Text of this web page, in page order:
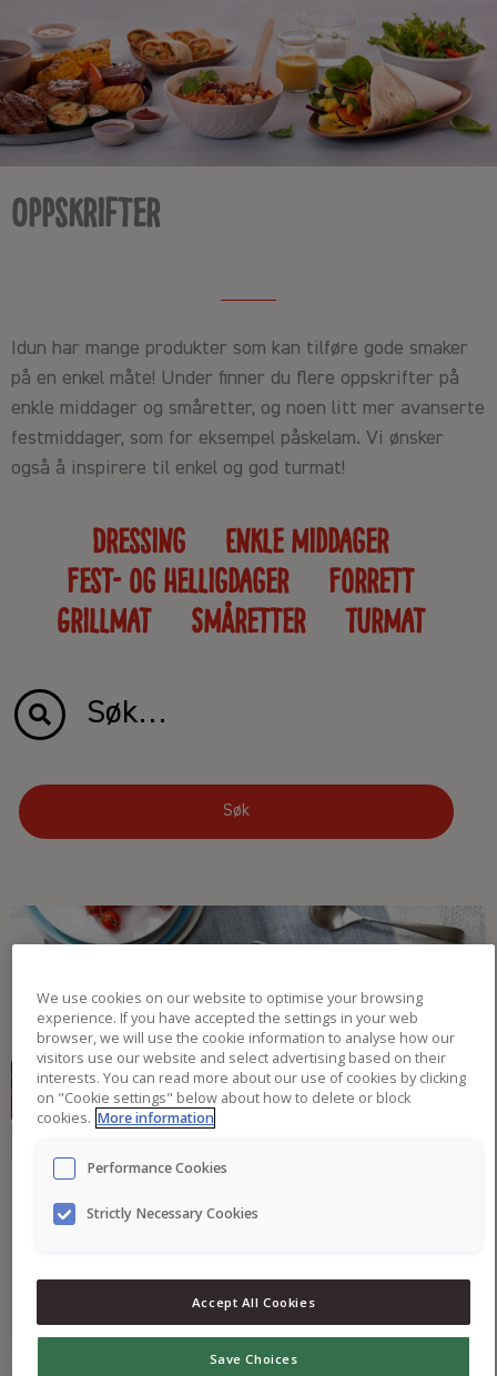
to
content
Oppskrifter
Idun har mange produkter som kan tilføre gode smaker
på en enkel måte! Under finner du flere oppskrifter på
enkle middager og småretter, og noen litt mer avanserte
festmiddager, som for eksempel påskelam. Vi ønsker
også å inspirere til enkel og god turmat!
Dressing
Enkle middager
Fest- og helligdager
Forrett
Grillmat
Småretter Turmat
Søk
We use cookies on our website to optimise your browsing
experience. If you have accepted the settings in your web
browser, we will use the cookie information to analyse how our
visitors use our website and select advertising based on their
interests. You can read more about our use of cookies by clicking
on "Cookie settings" below about how to delete or block
cookies. More information
Performance Cookies
Strictly Necessary Cookies
Accept All Cookies
Save Choices